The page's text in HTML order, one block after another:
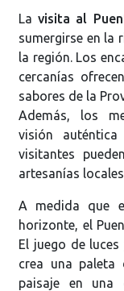
Lavisita al
sumergirse en la
la región. Los
cercanías
sabores de la
Además, los
visión
visitantes
artesanías
A medida que
horizonte, el
El juego de
crea una paleta
paisaje en una